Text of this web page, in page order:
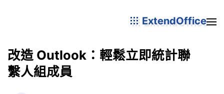
ExtendOffice
改造 Outlook：輕鬆立即統計聯
繫人組成員